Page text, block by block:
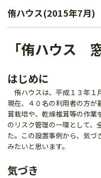
侑ハウス(2015年7月)
「侑ハウス
はじめに
侑ハウスは、平成１３年１
現在、４０名の利用者の方が
茸栽培や、乾燥椎茸等の作業
のリスク管理の一環として、
た。この設置事例から、気づ
みたいと思います。
気づき